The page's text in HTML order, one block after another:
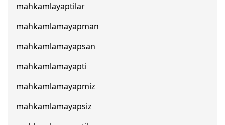
mahkamlayaptilar
mahkamlamayapman
mahkamlamayapsan
mahkamlamayapti
mahkamlamayapmiz
mahkamlamayapsiz